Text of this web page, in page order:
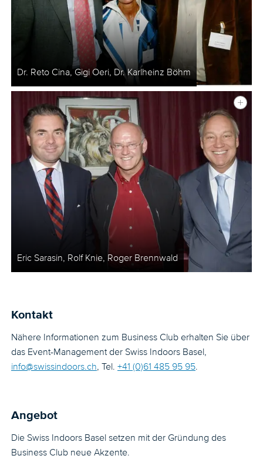
Dr. Reto Cina, Gigi Oeri, Dr. Karlheinz Böhm
Eric Sarasin, Rolf Knie, Roger Brennwald
Angebot
Die Swiss Indoors Basel setzen mit der Gründung des
Business Club neue Akzente.
Kontakt
Nähere Informationen zum Business Club erhalten Sie über
das Event-Management der Swiss Indoors Basel,
info@swissindoors.ch, Tel. +41 (0)61 485 95 95.